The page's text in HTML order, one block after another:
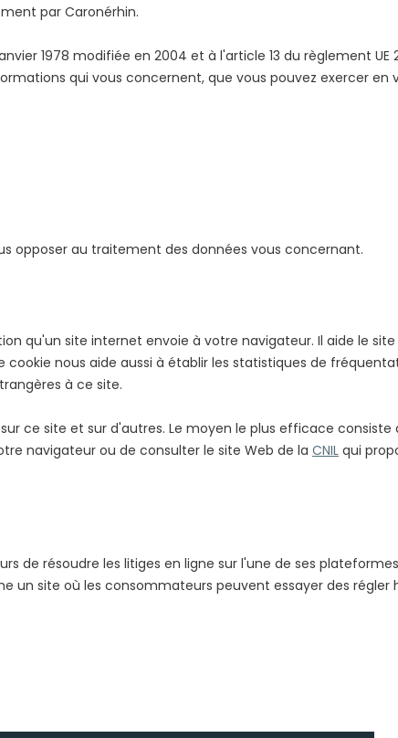
par Caronérhin.
1978 modifiée en 2004 et à l'article 13 du règlement
qui vous concernent, que vous pouvez exercer en
opposer au traitement des données vous concernant.
qu'un site internet envoie à votre navigateur. Il aide le
nous aide aussi à établir les statistiques de
à ce site.
ce site et sur d'autres. Le moyen le plus efficace
navigateur ou de consulter le site Web de la CNIL qui
résoudre les litiges en ligne sur l'une de ses
un site où les consommateurs peuvent essayer des régler